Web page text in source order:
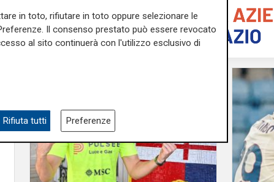
in toto, rifiutare in toto oppure selezionare le
Il consenso prestato può essere revocato
al sito continuerà con l'utilizzo esclusivo di
Rifiuta tutti Preferenze